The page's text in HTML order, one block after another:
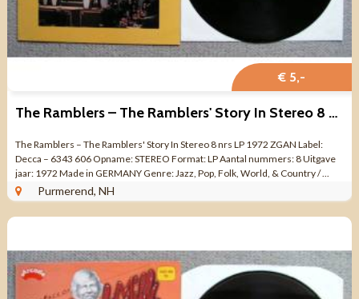
€ 5,-
The Ramblers – The Ramblers' Story In Stereo 8 nrs LP 1972
The Ramblers – The Ramblers' Story In Stereo 8 nrs LP 1972 ZGAN Label:
Decca – 6343 606 Opname: STEREO Format: LP Aantal nummers: 8 Uitgave
jaar: 1972 Made in GERMANY Genre: Jazz, Pop, Folk, World, & Country / ...
Purmerend, NH